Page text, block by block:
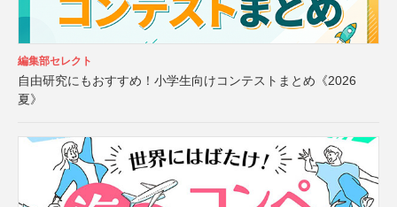
編集部セレクト
自由研究にもおすすめ！小学生向けコンテストまとめ《2026
夏》